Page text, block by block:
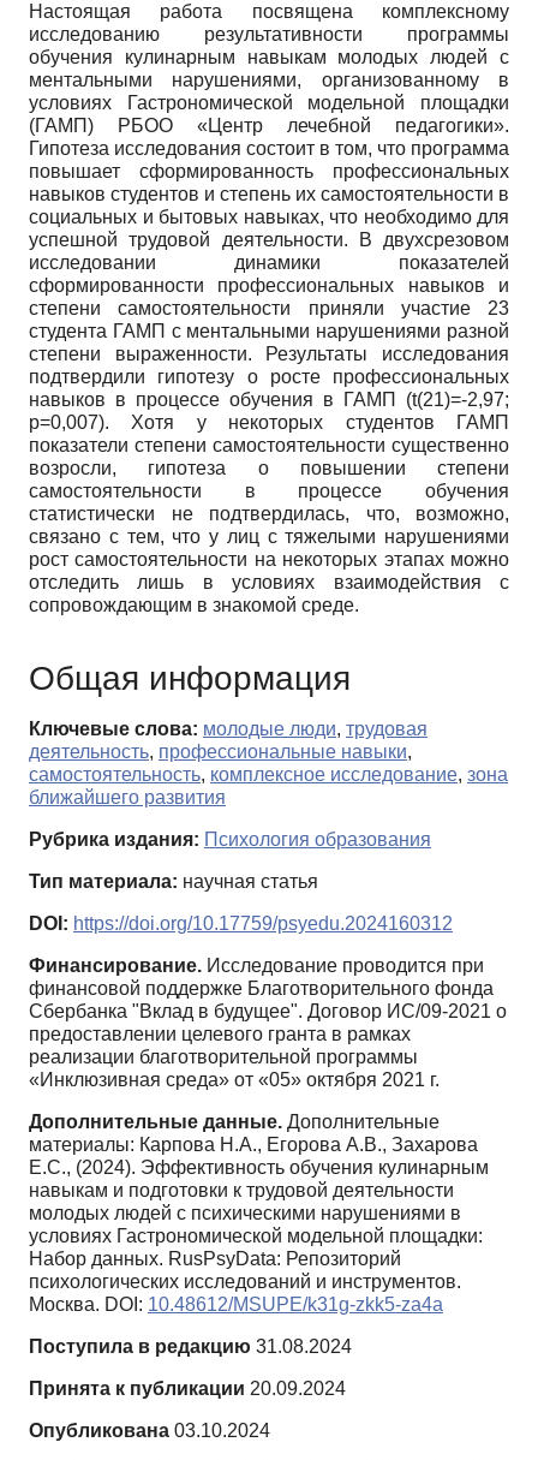
Настоящая работа посвящена комплексному
исследованию результативности программы
обучения кулинарным навыкам молодых людей с
ментальными нарушениями, организованному в
условиях Гастрономической модельной площадки
(ГАМП) РБОО «Центр лечебной педагогики».
Гипотеза исследования состоит в том, что программа
повышает сформированность профессиональных
навыков студентов и степень их самостоятельности в
социальных и бытовых навыках, что необходимо для
успешной трудовой деятельности. В двухсрезовом
исследовании динамики показателей
сформированности профессиональных навыков и
степени самостоятельности приняли участие 23
студента ГАМП с ментальными нарушениями разной
степени выраженности. Результаты исследования
подтвердили гипотезу о росте профессиональных
навыков в процессе обучения в ГАМП (t(21)=-2,97;
p=0,007). Хотя у некоторых студентов ГАМП
показатели степени самостоятельности существенно
возросли, гипотеза о повышении степени
самостоятельности в процессе обучения
статистически не подтвердилась, что, возможно,
связано с тем, что у лиц с тяжелыми нарушениями
рост самостоятельности на некоторых этапах можно
отследить лишь в условиях взаимодействия с
сопровождающим в знакомой среде.
Общая информация
Ключевые слова: молодые люди, трудовая
деятельность, профессиональные навыки,
самостоятельность, комплексное исследование, зона
ближайшего развития
Рубрика издания: Психология образования
Тип материала: научная статья
DOI: https://doi.org/10.17759/psyedu.2024160312
Финансирование. Исследование проводится при
финансовой поддержке Благотворительного фонда
Сбербанка "Вклад в будущее". Договор ИС/09-2021 о
предоставлении целевого гранта в рамках
реализации благотворительной программы
«Инклюзивная среда» от «05» октября 2021 г.
Дополнительные данные. Дополнительные
материалы: Карпова Н.А., Егорова А.В., Захарова
Е.С., (2024). Эффективность обучения кулинарным
навыкам и подготовки к трудовой деятельности
молодых людей с психическими нарушениями в
условиях Гастрономической модельной площадки:
Набор данных. RusPsyData: Репозиторий
психологических исследований и инструментов.
Москва. DOI: 10.48612/MSUPE/k31g-zkk5-za4a
Поступила в редакцию 31.08.2024
Принята к публикации 20.09.2024
Опубликована 03.10.2024